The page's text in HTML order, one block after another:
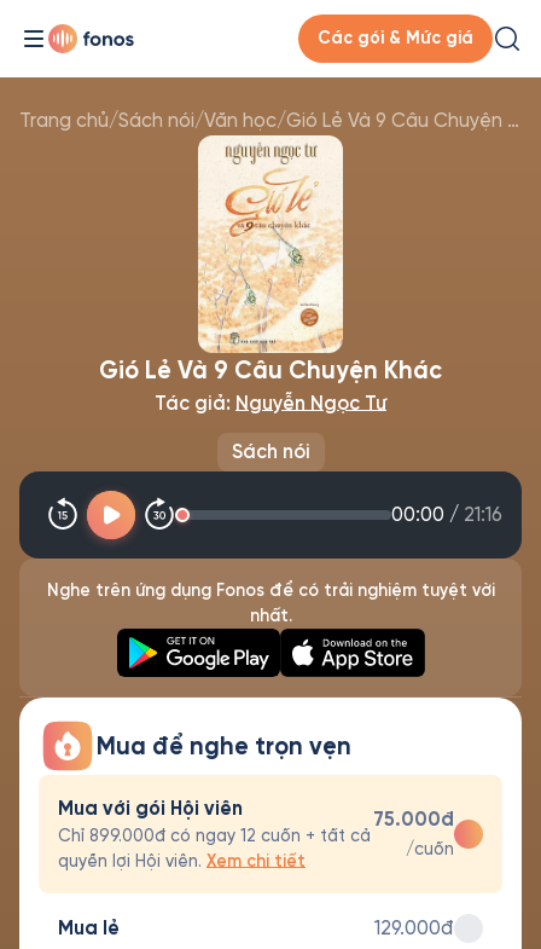
Các gói & Mức giá
Trang chủ/Sách nói/Văn học/ Gió Lẻ Và 9 Câu Chuyện Khác
Sách nói
Gió Lẻ Và 9 Câu Chuyện Khác
Tác giả: Nguyễn Ngọc Tư
00:00 / 21:16
Nghe trên ứng dụng Fonos để có trải nghiệm tuyệt vời
nhất.
Mua để nghe trọn vẹn
Mua với gói Hội viên
Chỉ 899.000đ có ngay 12 cuốn + tất cả
quyền lợi Hội viên. Xem chi tiết
75.000đ
/cuốn
Mua lẻ 129.000đ